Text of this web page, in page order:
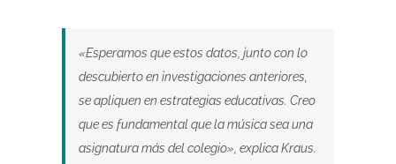
«Esperamos que estos datos, junto con lo
descubierto en investigaciones anteriores,
se apliquen en estrategias educativas. Creo
que es fundamental que la música sea una
asignatura más del colegio», explica Kraus.